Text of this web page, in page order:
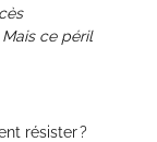
ce péril
résister ?